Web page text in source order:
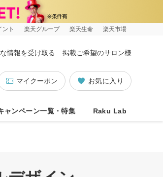
ト 楽天グループ 楽天生命 楽天市場
情報を受け取る 掲載ご希望のサロン様
お気に入り
マイクーポン
ャンペーン一覧・特集 Raku Lab